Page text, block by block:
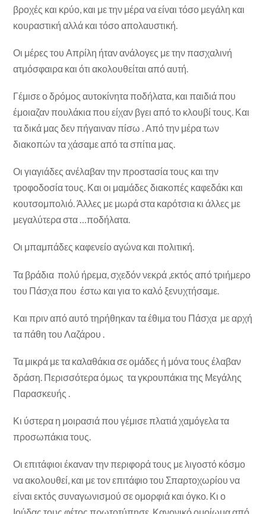
βροχές και κρύο, και με την μέρα να είναι τόσο μεγάλη και
κουραστική αλλά και τόσο απολαυστική.
Οι μέρες του Απρίλη ήταν ανάλογες με την πασχαλινή
ατμόσφαιρα και ότι ακολουθείται από αυτή.
Γέμισε ο δρόμος αυτοκίνητα ποδήλατα, και παιδιά που
έμοιαζαν πουλάκια που είχαν βγει από το κλουβί τους. Και
τα δικά μας δεν πήγαιναν πίσω . Από την μέρα των
διακοπών τα χάσαμε από τα σπίτια μας.
Οι γιαγιάδες ανέλαβαν την προστασία τους και την
τροφοδοσία τους. Και οι μαμάδες διακοπές καφεδάκι και
κουτσομπολιό. Άλλες με μωρά στα καρότσια κι άλλες με
μεγαλύτερα στα …ποδήλατα.
Οι μπαμπάδες καφενείο αγώνα και πολιτική.
Τα βράδια πολύ ήρεμα, σχεδόν νεκρά ,εκτός από τριήμερο
του Πάσχα που έστω και για το καλό ξενυχτήσαμε.
Kαι πριν από αυτό τηρήθηκαν τα έθιμα του Πάσχα με αρχή
τα πάθη του Λαζάρου .
Τα μικρά με τα καλαθάκια σε ομάδες ή μόνα τους έλαβαν
δράση. Περισσότερα όμως τα γκρουπάκια της Μεγάλης
Παρασκευής .
Κι ύστερα η μοιρασιά που γέμισε πλατιά χαμόγελα τα
προσωπάκια τους.
Οι επιτάφιοι έκαναν την περιφορά τους με λιγοστό κόσμο
να ακολουθεί, και με τον επιτάφιο του Σπαρτοχωρίου να
είναι εκτός συναγωνισμού σε ομορφιά και όγκο. Κι ο